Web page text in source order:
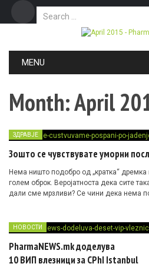
Search for:
MENU
Month:April
ЗДРАВЈЕ
Зошто се чувствувате уморни
Нема ништо подобро од „кратка“ дремка
голем оброк. Веројатноста дека сите
дали сме мрзливи? Се чини дека нема
НОВОСТИ
PharmaNEWS.mk доделува
10 ВИП влезници за CPhI Istanbul